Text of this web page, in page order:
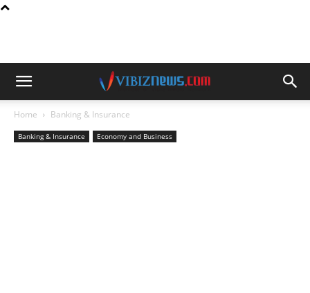
Home Banking & Insurance
Banking & Insurance Economy and Business